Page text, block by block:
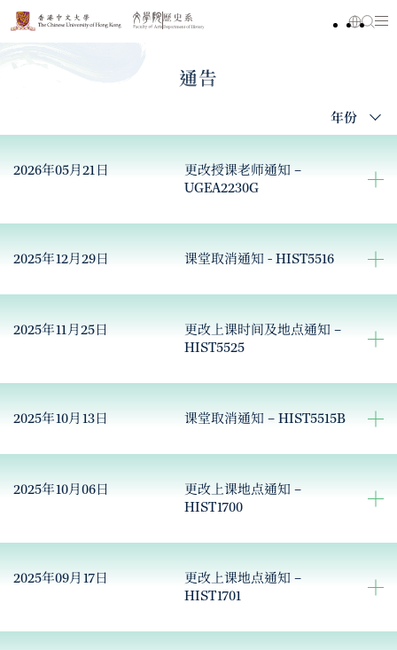
通告
年份
2026年05月21日
更改授课老师通知 –
UGEA2230G
2025年12月29日 课堂取消通知 - HIST5516
2025年11月25日
更改上课时间及地点通知 –
HIST5525
2025年10月13日 课堂取消通知 – HIST5515B
2025年10月06日
更改上课地点通知 –
HIST1700
2025年09月17日
更改上课地点通知 –
HIST1701